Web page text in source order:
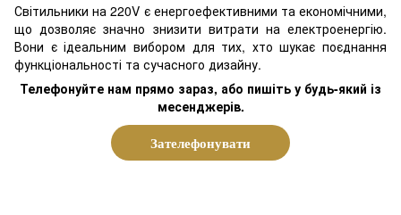
Світильники на 220V є енергоефективними та економічними,
що дозволяє значно знизити витрати на електроенергію.
Вони є ідеальним вибором для тих, хто шукає поєднання
функціональності та сучасного дизайну.
Телефонуйте нам прямо зараз, або пишіть у будь-який із
месенджерів.
Зателефонувати